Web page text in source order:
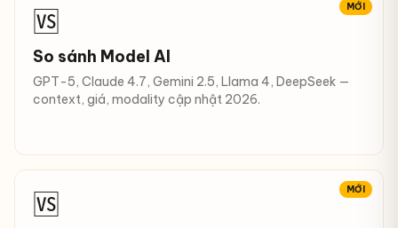
MỚI
🆚
So sánh Model AI
GPT-5, Claude 4.7, Gemini 2.5, Llama 4, DeepSeek —
context, giá, modality cập nhật 2026.
MỚI
🆚